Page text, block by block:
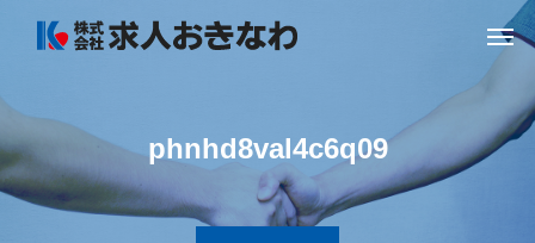
phnhd8val4c6q09